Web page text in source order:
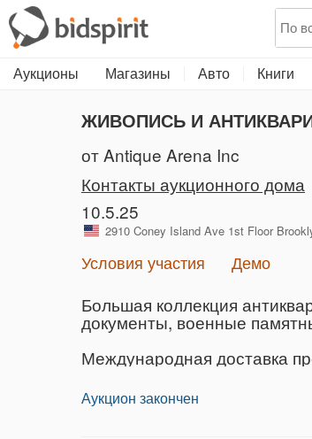
Аукционы Магазины Авто Книги
ЖИВОПИСЬ И
от Antique Arena Inc
Контакты аукционного дома
10.5.25
2910 Coney Island Ave 1st Floor
Условия участия Демо
Большая коллекция
документы, военные
Международная доставка
Аукцион закончен